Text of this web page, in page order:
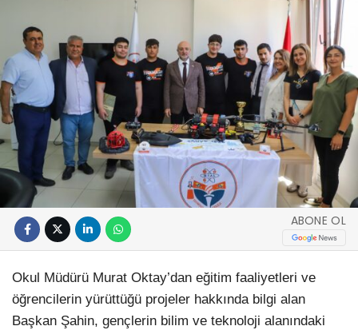
ABONE OL
Okul Müdürü Murat Oktay’dan eğitim faaliyetleri ve
öğrencilerin yürüttüğü projeler hakkında bilgi alan
Başkan Şahin, gençlerin bilim ve teknoloji alanındaki